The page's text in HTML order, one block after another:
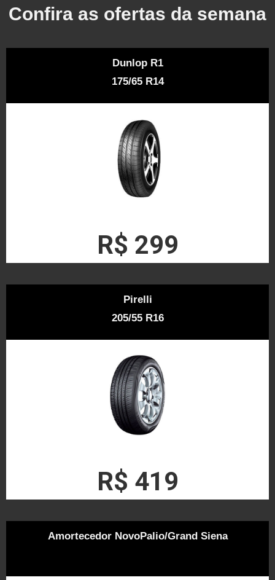
Confira as ofertas da semana
Dunlop R1
175/65 R14
R$ 299
Pirelli
205/55 R16
R$ 419
Amortecedor NovoPalio/Grand Siena